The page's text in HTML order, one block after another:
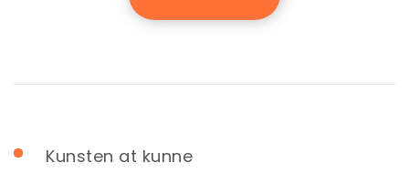
Kunsten at kunne